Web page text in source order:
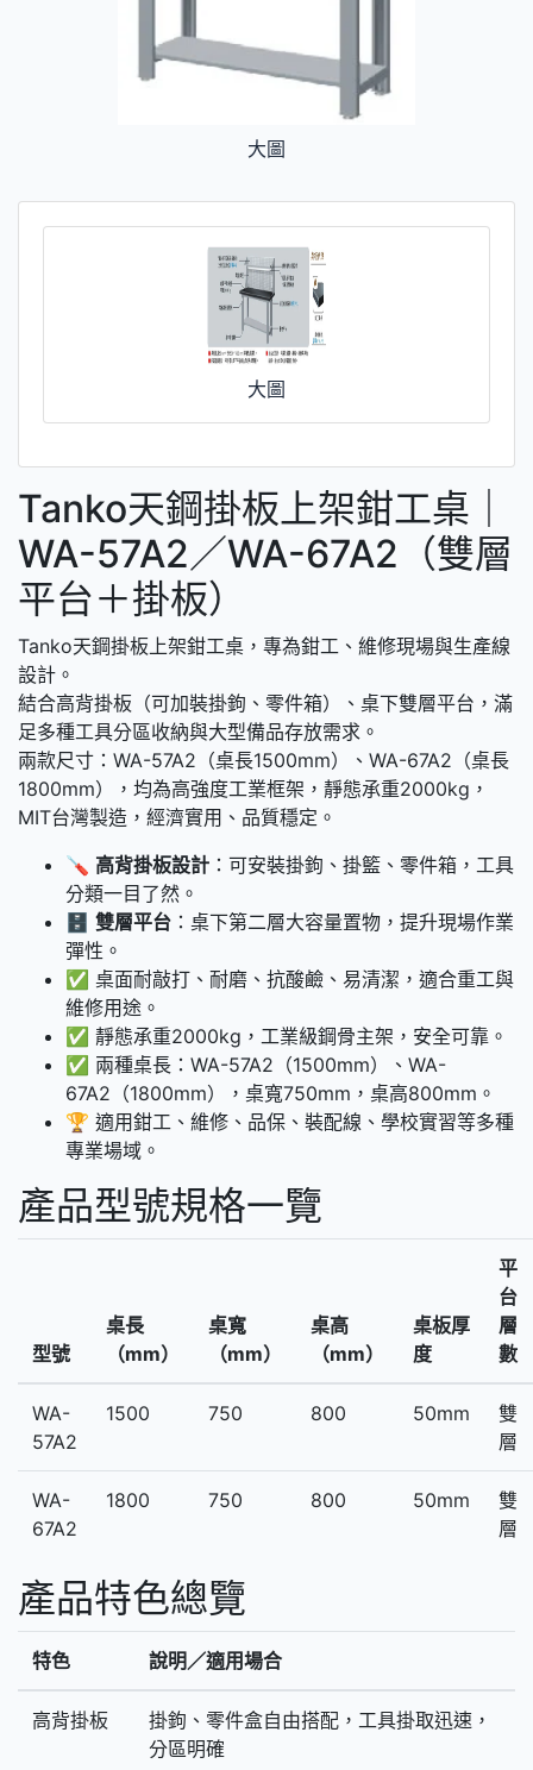
大圖
大圖
Tanko天鋼掛板上架鉗工桌｜
WA-57A2／WA-67A2（雙層
平台＋掛板）
Tanko天鋼掛板上架鉗工桌，專為鉗工、維修現場與生產線
設計。
結合高背掛板（可加裝掛鉤、零件箱）、桌下雙層平台，滿
足多種工具分區收納與大型備品存放需求。
兩款尺寸：WA-57A2（桌長1500mm）、WA-67A2（桌長
1800mm），均為高強度工業框架，靜態承重2000kg，
MIT台灣製造，經濟實用、品質穩定。
🪛 高背掛板設計 ：可安裝掛鉤、掛籃、零件箱，工具
分類一目了然。
🗄️ 雙層平台 ：桌下第二層大容量置物，提升現場作業
彈性。
✅ 桌面耐敲打、耐磨、抗酸鹼、易清潔，適合重工與
維修用途。
✅ 靜態承重2000kg，工業級鋼骨主架，安全可靠。
✅ 兩種桌長：WA-57A2（1500mm）、WA-
67A2（1800mm），桌寬750mm，桌高800mm。
🏆 適用鉗工、維修、品保、裝配線、學校實習等多種
專業場域。
產品型號規格一覽
型號
桌長
（mm）
桌寬
（mm）
桌高
（mm）
桌板厚
度
平
台
層
數
WA-
57A2
1500 750 800 50mm
雙
層
WA-
67A2
1800 750 800 50mm
雙
層
產品特色總覽
特色 說明／適用場合
高背掛板
掛鉤、零件盒自由搭配，工具掛取迅速，
分區明確